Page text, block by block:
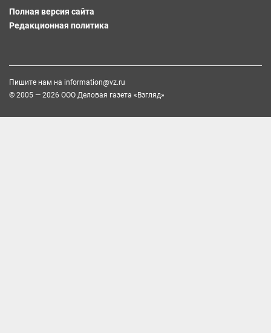
Полная версия сайта
Редакционная политика
Пишите нам на information@vz.ru
© 2005 — 2026 ООО Деловая газета «Взгляд»